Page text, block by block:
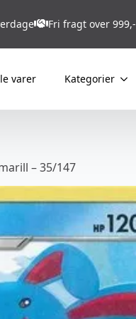
Fri fragt over 999,-
varer Kategorier
– 35/147